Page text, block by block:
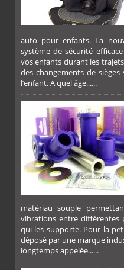
FACEBOOKTWITTERGOOGLEPINTEREST
PLUS
auto pour enfants. La
système de sécurité
vos enfants durant les
des changements de
l’enfant. A quel âge......
matériau souple
vibrations entre différentes
qui les supporte. Pour la
déposé par une marque
longtemps appelée......